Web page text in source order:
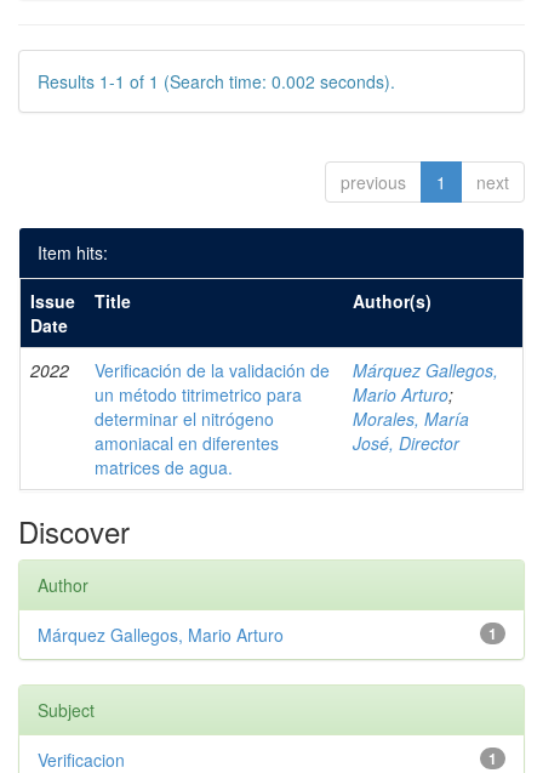
Results 1-1 of 1 (Search time: 0.002 seconds).
previous 1 next
Item hits:
Issue
Date
Title Author(s)
2022
Verificación de la validación de
un método titrimetrico para
determinar el nitrógeno
amoniacal en diferentes
matrices de agua.
Márquez Gallegos,
Mario Arturo;
Morales, María
José, Director
Discover
Author
1
Márquez Gallegos, Mario Arturo
Subject
1
Verificacion